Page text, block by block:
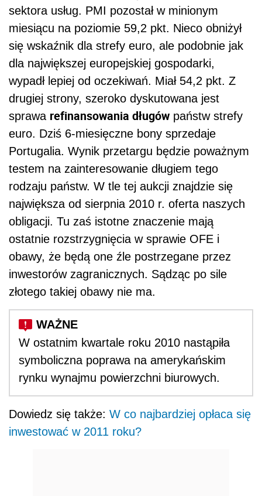
sektora usług. PMI pozostał w minionym
miesiącu na poziomie 59,2 pkt. Nieco obniżył
się wskaźnik dla strefy euro, ale podobnie jak
dla największej europejskiej gospodarki,
wypadł lepiej od oczekiwań. Miał 54,2 pkt. Z
drugiej strony, szeroko dyskutowana jest
sprawa refinansowania długów państw strefy
euro. Dziś 6-miesięczne bony sprzedaje
Portugalia. Wynik przetargu będzie poważnym
testem na zainteresowanie długiem tego
rodzaju państw. W tle tej aukcji znajdzie się
największa od sierpnia 2010 r. oferta naszych
obligacji. Tu zaś istotne znaczenie mają
ostatnie rozstrzygnięcia w sprawie OFE i
obawy, że będą one źle postrzegane przez
inwestorów zagranicznych. Sądząc po sile
złotego takiej obawy nie ma.
W ostatnim kwartale roku 2010 nastąpiła
symboliczna poprawa na amerykańskim
rynku wynajmu powierzchni biurowych.
Dowiedz się także: W co najbardziej opłaca się
inwestować w 2011 roku?